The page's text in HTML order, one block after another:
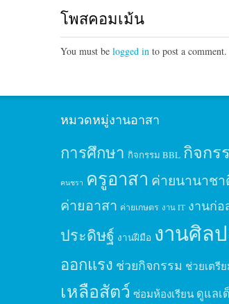
โพสคอมเม้น
You must be logged in to post a comment.
หมวดหมู่งานอาสา
การศึกษา กิจกรรม BBL กิจกร
คนชรา ครูอาสา ค่ายนานาชา
ค่ายอาสา ค่ายเกษตร งาน IT งานก่อ
ประดิษฐ์ งานฝีมือ งานศิล
ออกแรง ช่วยกิจกรรม ช่วยเตรี
เหลือสัตว์ ซ่อมห้องเรียน ดูแลเ